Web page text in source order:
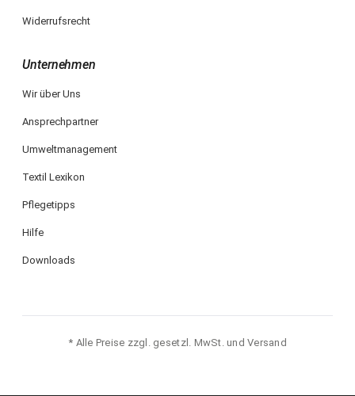
Widerrufsrecht
Unternehmen
Wir über Uns
Ansprechpartner
Umweltmanagement
Textil Lexikon
Pflegetipps
Hilfe
Downloads
* Alle Preise zzgl. gesetzl. MwSt. und Versand